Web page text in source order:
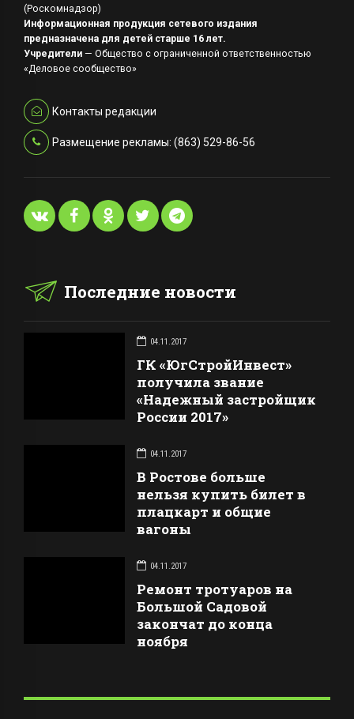
(Роскомнадзор)
Информационная продукция сетевого издания
предназначена для детей старше 16 лет.
Учредители — Общество с ограниченной ответственностью
«Деловое сообщество»
Контакты редакции
Размещение рекламы: (863) 529-86-56
Последние новости
04.11.2017
ГК «ЮгСтройИнвест»
получила звание
«Надежный застройщик
России 2017»
04.11.2017
В Ростове больше
нельзя купить билет в
плацкарт и общие
вагоны
04.11.2017
Ремонт тротуаров на
Большой Садовой
закончат до конца
ноября